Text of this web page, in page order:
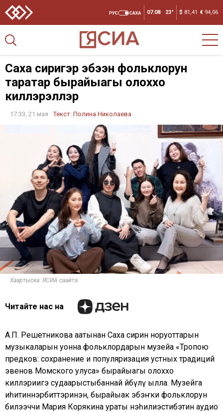
07.08 23° $ 81,41 € 94,06
Саха сиригэр эбээн фольклорун
тарҕатар бырайыагы олоххо
киллэрэллэр
17:33, 21 мая Текст: Полина Николаева
Хаартыска: ЯСИА саайта
Читайте нас на
А.П. Решетникова аатынан Саха сирин норуоттарын
музыкаларын уонна фольклордарын музейа «Тропою
предков: сохранение и популяризация устных традиций
эвенов Момского улуса» бырайыагы олоххо
киллэриигэ судаарыстыбаннай өйөбүлү ылла. Музейга
иһитиннэрбиттэринэн, бырайыак эбэҥки фольклорун
билээччи Мария Корякина ураты нэһилиэстибэтин аудио